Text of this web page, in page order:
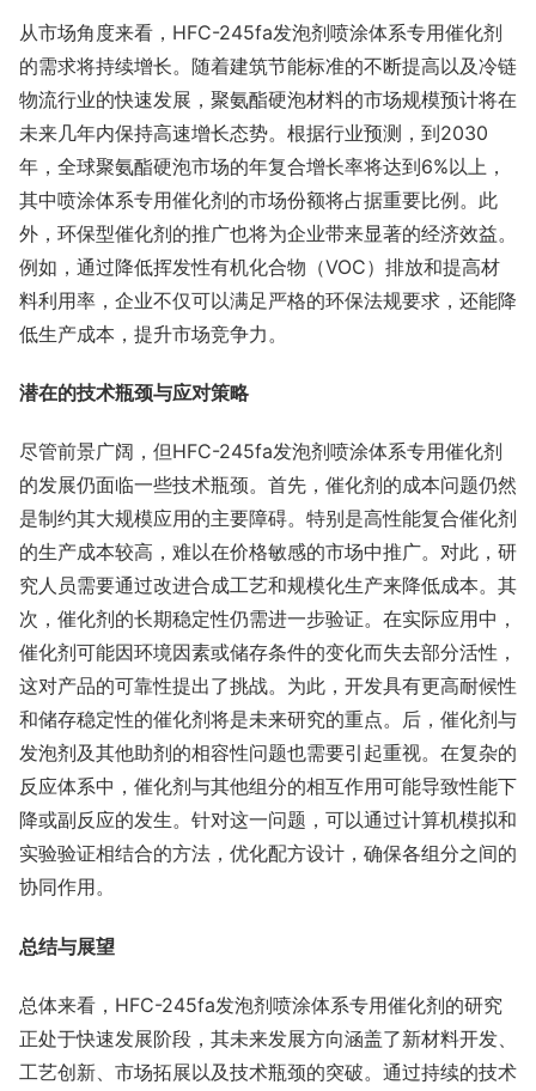
从市场角度来看，HFC-245fa发泡剂喷涂体系专用催化剂
的需求将持续增长。随着建筑节能标准的不断提高以及冷链
物流行业的快速发展，聚氨酯硬泡材料的市场规模预计将在
未来几年内保持高速增长态势。根据行业预测，到2030
年，全球聚氨酯硬泡市场的年复合增长率将达到6%以上，
其中喷涂体系专用催化剂的市场份额将占据重要比例。此
外，环保型催化剂的推广也将为企业带来显著的经济效益。
例如，通过降低挥发性有机化合物（VOC）排放和提高材
料利用率，企业不仅可以满足严格的环保法规要求，还能降
低生产成本，提升市场竞争力。
潜在的技术瓶颈与应对策略
尽管前景广阔，但HFC-245fa发泡剂喷涂体系专用催化剂
的发展仍面临一些技术瓶颈。首先，催化剂的成本问题仍然
是制约其大规模应用的主要障碍。特别是高性能复合催化剂
的生产成本较高，难以在价格敏感的市场中推广。对此，研
究人员需要通过改进合成工艺和规模化生产来降低成本。其
次，催化剂的长期稳定性仍需进一步验证。在实际应用中，
催化剂可能因环境因素或储存条件的变化而失去部分活性，
这对产品的可靠性提出了挑战。为此，开发具有更高耐候性
和储存稳定性的催化剂将是未来研究的重点。后，催化剂与
发泡剂及其他助剂的相容性问题也需要引起重视。在复杂的
反应体系中，催化剂与其他组分的相互作用可能导致性能下
降或副反应的发生。针对这一问题，可以通过计算机模拟和
实验验证相结合的方法，优化配方设计，确保各组分之间的
协同作用。
总结与展望
总体来看，HFC-245fa发泡剂喷涂体系专用催化剂的研究
正处于快速发展阶段，其未来发展方向涵盖了新材料开发、
工艺创新、市场拓展以及技术瓶颈的突破。通过持续的技术